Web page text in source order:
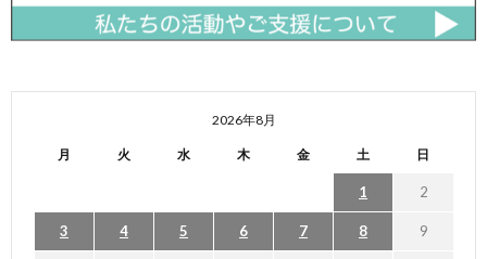
2026年8月
月 火 水 木 金 土 日
1 2
3 4 5 6 7 8 9